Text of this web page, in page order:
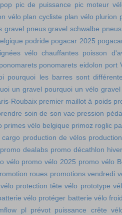
pic de puissance pic moteur
vélo plan cycliste plan vélo plurion
gravel pneus gravel schwalbe
podride pogacar 2025
vélo chauffantes poisson
ponomarets ponomarets eidolon port
pourquoi les barres sont
un gravel pourquoi un vélo gravel
Roubaix premier maillot à poids
soin de son vae pression
primes vélo belgique primoz roglic
cargo production de vélos
promo dealabs promo décathlon hiver
vélo promo vélo 2025 promo vélo
roues promotions vendredi
protection tête vélo prototype
vélo protéger batterie vélo
pl
prévot puissance crête